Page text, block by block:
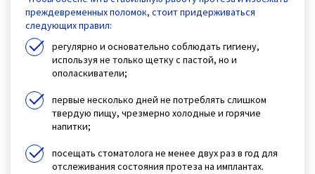
преждевременных поломок, стоит придерживаться
следующих правил:
регулярно и основательно соблюдать гигиену,
используя не только щетку с пастой, но и
ополаскиватели;
первые несколько дней не потреблять слишком
твердую пищу, чрезмерно холодные и горячие
напитки;
посещать стоматолога не менее двух раз в год для
отслеживания состояния протеза на имплантах.